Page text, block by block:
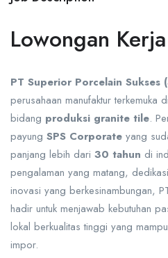
Lowongan
PT Superior Porcelain Sukses
perusahaan manufaktur
bidang produksi granite tile.
payung SPS Corporate yang
panjang lebih dari 30 tahun di
pengalaman yang matang,
inovasi yang berkesinambungan,
hadir untuk menjawab kebutuhan
lokal berkualitas tinggi yang
impor.